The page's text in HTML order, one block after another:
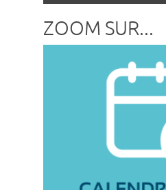
ZOOM SUR...